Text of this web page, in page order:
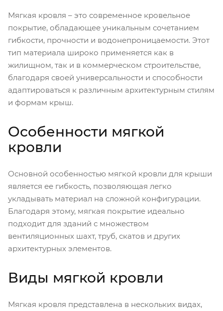
Мягкая кровля – это современное кровельное
покрытие, обладающее уникальным сочетанием
гибкости, прочности и водонепроницаемости. Этот
тип материала широко применяется как в
жилищном, так и в коммерческом строительстве,
благодаря своей универсальности и способности
адаптироваться к различным архитектурным стилям
и формам крыш.
Особенности мягкой
кровли
Основной особенностью мягкой кровли для крыши
является ее гибкость, позволяющая легко
укладывать материал на сложной конфигурации.
Благодаря этому, мягкая покрытие идеально
подходит для зданий с множеством
вентиляционных шахт, труб, скатов и других
архитектурных элементов.
Виды мягкой кровли
Мягкая кровля представлена в нескольких видах,